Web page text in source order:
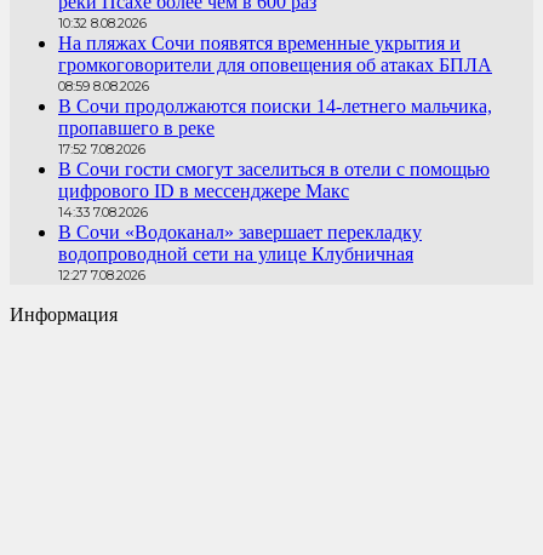
10:32 8.08.2026
На пляжах Сочи появятся временные укрытия и
громкоговорители для оповещения об атаках БПЛА
08:59 8.08.2026
В Сочи продолжаются поиски 14-летнего мальчика,
пропавшего в реке
17:52 7.08.2026
В Сочи гости смогут заселиться в отели с помощью
цифрового ID в мессенджере Макс
14:33 7.08.2026
В Сочи «Водоканал» завершает перекладку
водопроводной сети на улице Клубничная
12:27 7.08.2026
Информация